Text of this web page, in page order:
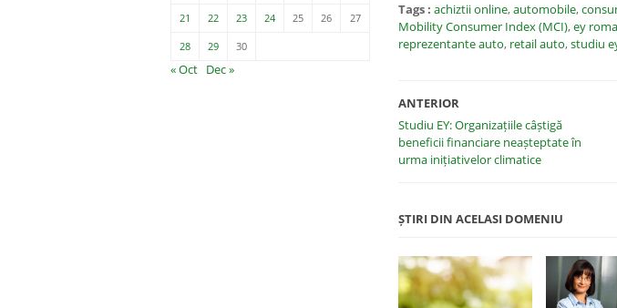
Tags : achiztii online,automobile,
Mobility Consumer Index (MCI),ey
reprezentante auto, retail auto,studiu
ANTERIOR
Studiu EY: Organizațiile câștigă
beneficii financiare neașteptate în
urma inițiativelor climatice
ȘTIRI DIN ACELASI DOMENIU
21 22 23 24 25 26 27
28 29 30
« Oct Dec »